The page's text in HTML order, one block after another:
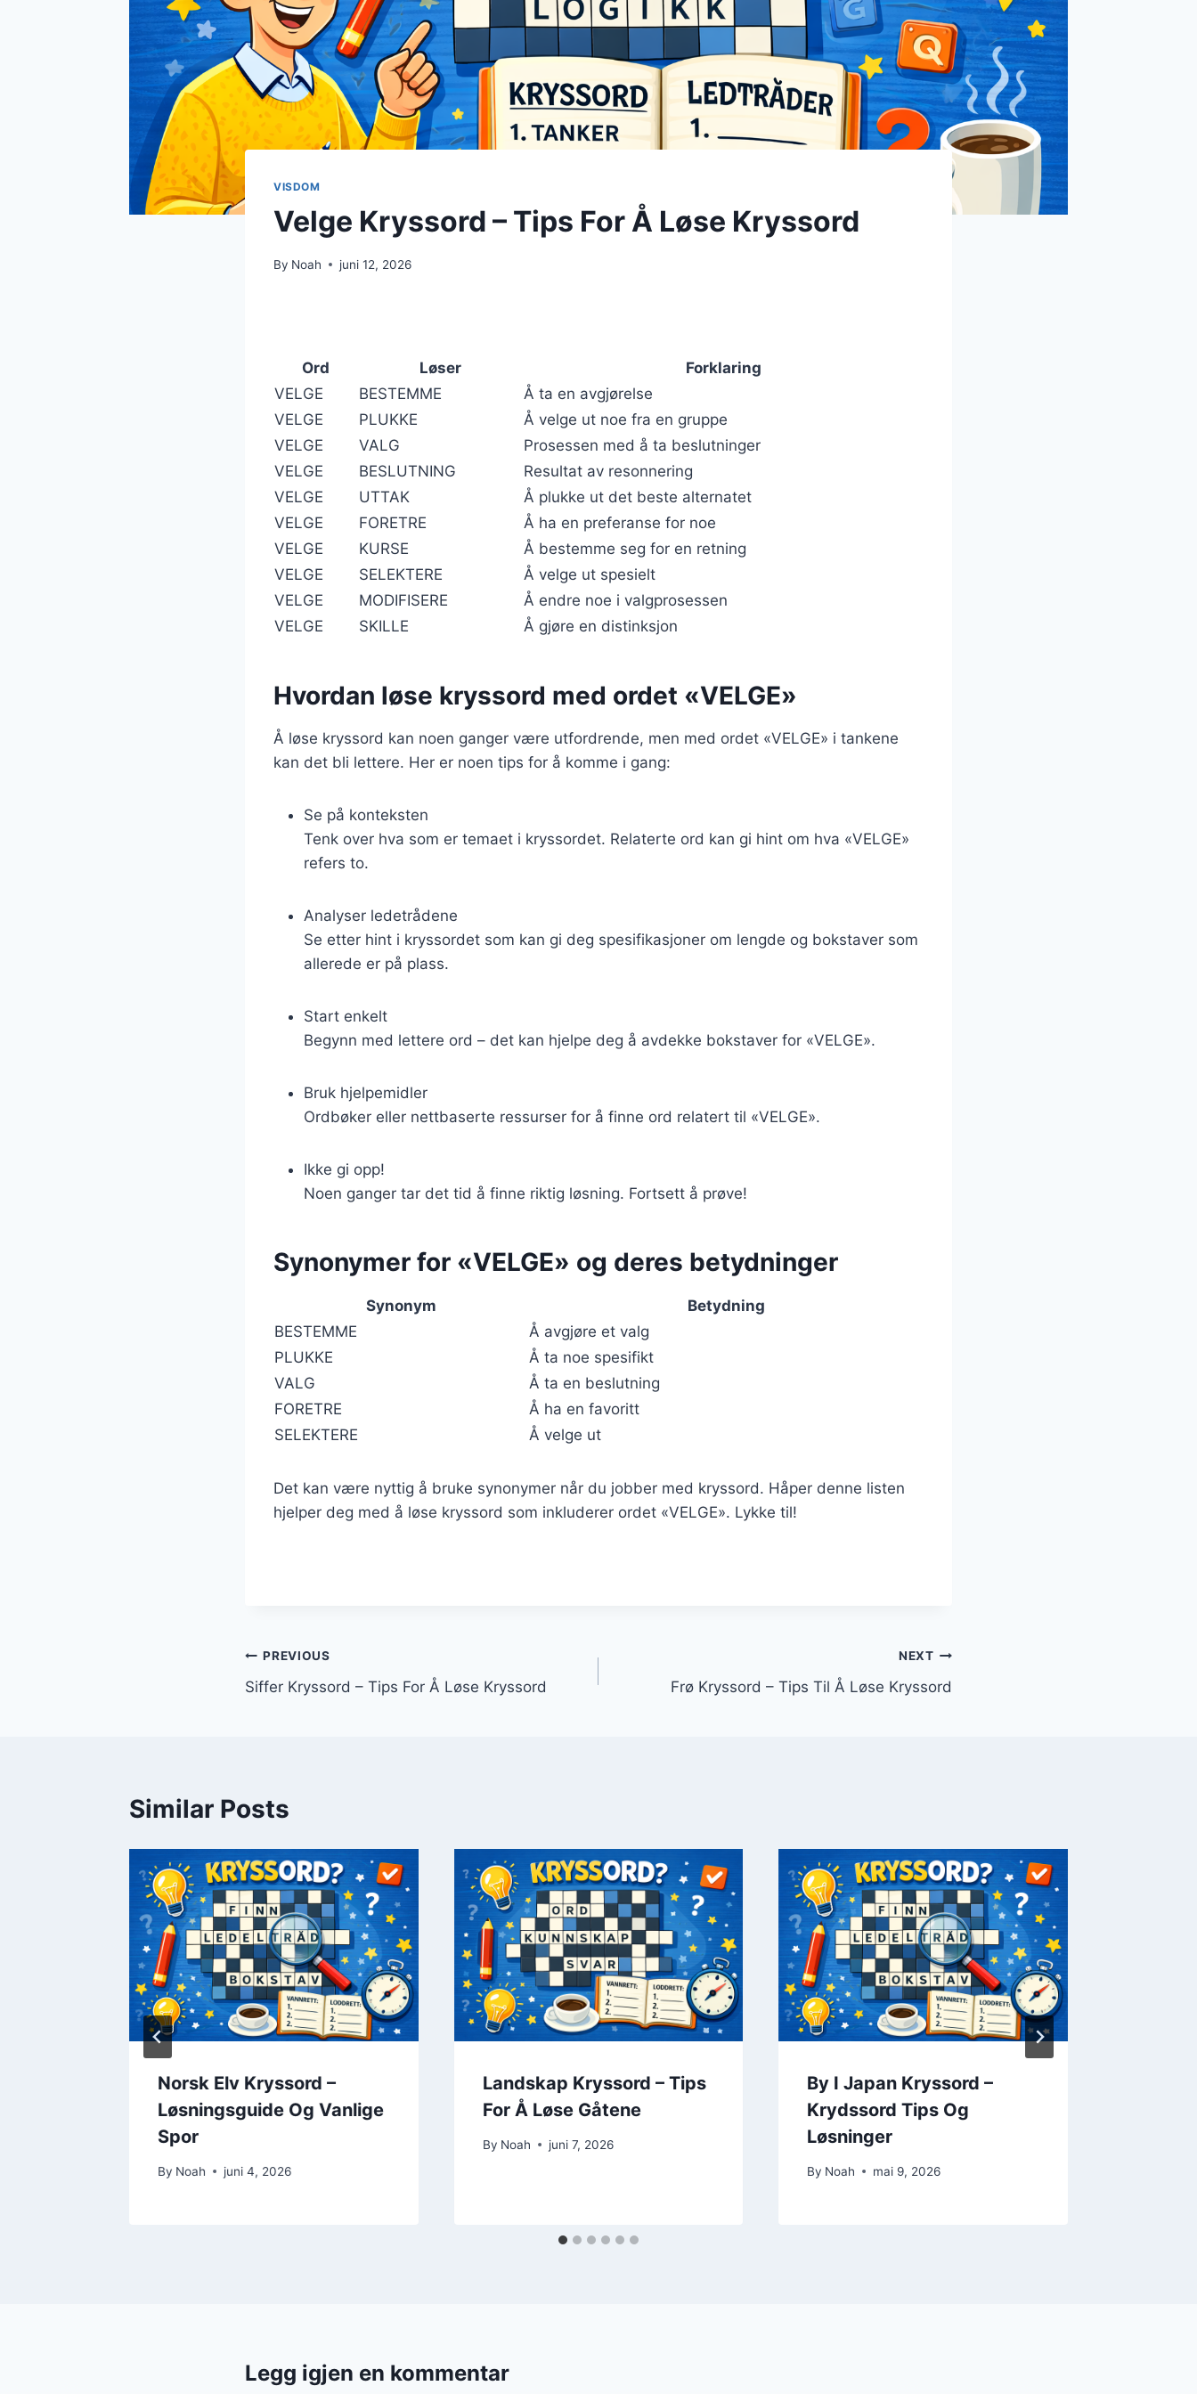
VISDOM
Velge Kryssord – Tips For Å Løse Kryssord
By Noah juni 12, 2026
Ord Løser
Forklaring
VELGE
BESTEMME
Å ta en avgjørelse
VELGE
PLUKKE
Å velge ut noe fra en gruppe
VELGE
VALG
Prosessen med å ta beslutninger
VELGE
BESLUTNING
Resultat av resonnering
VELGE
UTTAK
Å plukke ut det beste alternatet
VELGE
FORETRE
Å ha en preferanse for noe
VELGE
KURSE
Å bestemme seg for en retning
VELGE
SELEKTERE
Å velge ut spesielt
VELGE
MODIFISERE
Å endre noe i valgprosessen
VELGE
SKILLE Å gjøre en distinksjon
Hvordan løse kryssord med ordet «VELGE»
Å løse kryssord kan noen ganger være utfordrende, men med ordet «VELGE» i tankene
kan det bli lettere. Her er noen tips for å komme i gang:
Se på konteksten
Tenk over hva som er temaet i kryssordet. Relaterte ord kan gi hint om hva «VELGE»
refers to.
Analyser ledetrådene
Se etter hint i kryssordet som kan gi deg spesifikasjoner om lengde og bokstaver som
allerede er på plass.
Start enkelt
Begynn med lettere ord – det kan hjelpe deg å avdekke bokstaver for «VELGE».
Bruk hjelpemidler
Ordbøker eller nettbaserte ressurser for å finne ord relatert til «VELGE».
Ikke gi opp!
Noen ganger tar det tid å finne riktig løsning. Fortsett å prøve!
Synonymer for «VELGE» og deres betydninger
Synonym
Betydning
BESTEMME
Å avgjøre et valg
PLUKKE
Å ta noe spesifikt
VALG
Å ta en beslutning
FORETRE
Å ha en favoritt
SELEKTERE
Å velge ut
Det kan være nyttig å bruke synonymer når du jobber med kryssord. Håper denne listen
hjelper deg med å løse kryssord som inkluderer ordet «VELGE». Lykke til!
Innleggsnavigasjon
PREVIOUS
Siffer Kryssord – Tips For Å Løse Kryssord
NEXT
Frø Kryssord – Tips Til Å Løse Kryssord
Similar Posts
Norsk Elv Kryssord –
Løsningsguide Og Vanlige
Spor
By Noah juni 4, 2026
Landskap Kryssord – Tips
For Å Løse Gåtene
By Noah juni 7, 2026
By I Japan Kryssord –
Krydssord Tips Og
Løsninger
By Noah mai 9, 2026
Legg igjen en kommentar